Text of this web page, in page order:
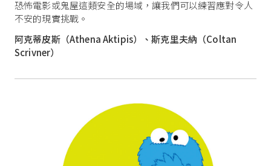
恐怖電影或鬼屋這類安全的場域，讓我們可以練習應對令人
不安的現實挑戰。
阿克蒂皮斯（Athena Aktipis）、斯克里夫納（Coltan
Scrivner）